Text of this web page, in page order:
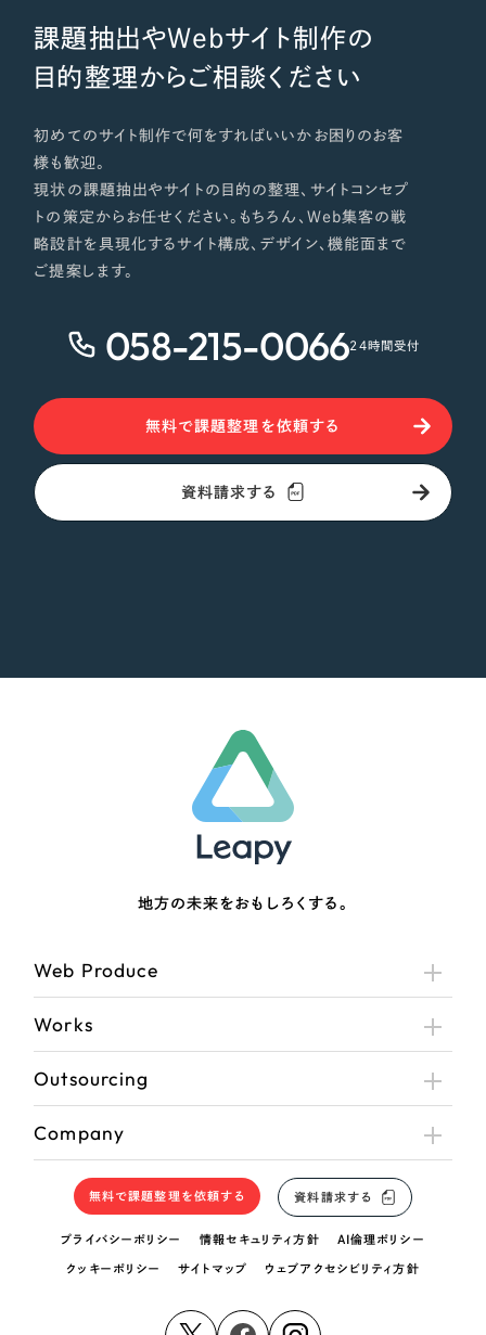
課題抽出やWebサイト制作の
目的整理からご相談ください
初めてのサイト制作で何をすればいいかお困りのお客
様も歓迎。
現状の課題抽出やサイトの目的の整理、サイトコンセプ
トの策定からお任せください。もちろん、Web集客の戦
略設計を具現化するサイト構成、デザイン、機能面まで
ご提案します。
058-215-006624時間受付
無料で課題整理を依頼する
資料請求する
地方の未来をおもしろくする。
Web Produce
Works
Outsourcing
Company
無料で課題整理を依頼する 資料請求する
プライバシーポリシー 情報セキュリティ方針 AI倫理ポリシー
クッキーポリシー サイトマップ ウェブアクセシビリティ方針